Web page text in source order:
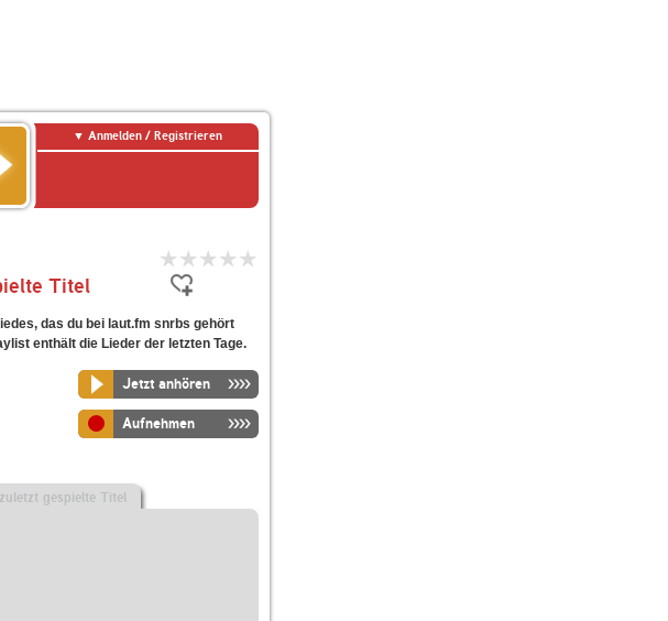
Anmelden / Registrieren
Titel
das du bei laut.fm snrbs gehört
enthält die Lieder der letzten Tage.
Jetzt anhören
Aufnehmen
zuletzt gespielte Titel